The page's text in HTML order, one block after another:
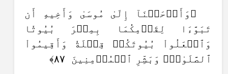
﴿وَأَوۡحَيۡنَآ إِلَىٰ مُوسَىٰ وَأَخِيهِ أَن
تَبَوَّءَا لِقَوۡمِكُمَا بِمِصۡرَ بُيُوتٗا
وَٱجۡعَلُواْ بُيُوتَكُمۡ قِبۡلَةٗ وَأَقِيمُواْ
ٱلصَّلَوٰةَۗ وَبَشِّرِ ٱلۡمُؤۡمِنِينَ ٨٧﴾